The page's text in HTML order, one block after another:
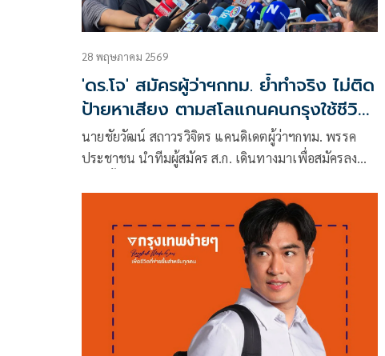
28 พฤษภาคม 2569
'ดร.โจ' สมัครผู้ว่าฯกทม. ย้ำทำจริง ไม่ติด
ป้ายหาเสียง ตามสโลแกนคนกรุงใช้ชีวิต
ง่ายๆ
นายชัยวัฒน์ สถาวรวิจิตร แคนดิเดตผู้ว่าฯกทม. พรรค
ประชาชน นำทีมผู้สมัคร ส.ก. เดินทางมาเพื่อสมัครลง
นายชัยวัฒน์ ได้ให้สัมภาษณ์กับสื่อมวลชน ว่า เช้าวันนี้ได้
นั่งรถเมล์ไฟฟ้า EV เ